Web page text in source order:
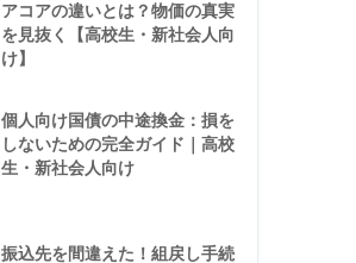
アコアの違いとは？物価の真実
を見抜く【高校生・新社会人向
け】
個人向け国債の中途換金：損を
しないための完全ガイド｜高校
生・新社会人向け
振込先を間違えた！組戻し手続